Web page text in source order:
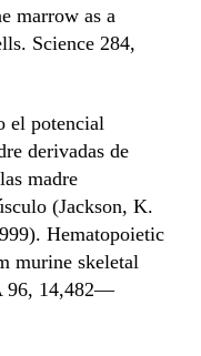
marrow as a
Science 284,
el potencial
derivadas de
madre
(Jackson, K.
Hematopoietic
murine skeletal
96, 14,482—